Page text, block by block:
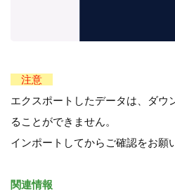
注意
エクスポートしたデータは、ダウ
ることができません。
インポートしてからご確認をお願
関連情報